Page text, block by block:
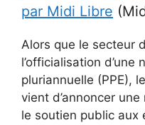
par Midi Libre
Alors que le secteur
l’officialisation
pluriannuelle (PPE),
vient d’annoncer
le soutien public aux